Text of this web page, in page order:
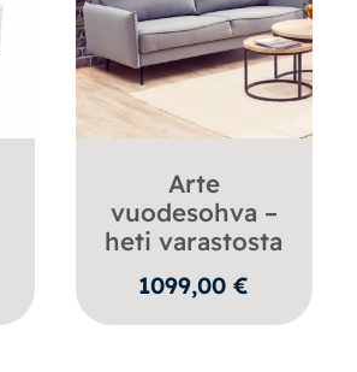
Arte
vuodesohva –
heti varastosta
1099,00€